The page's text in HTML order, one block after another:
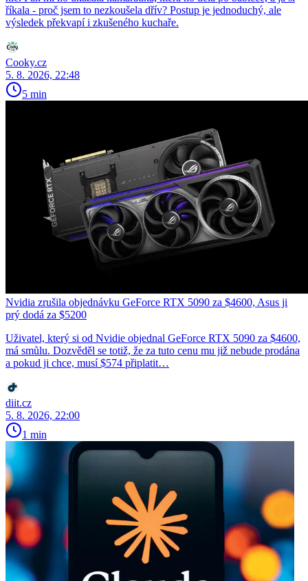
říkala - proč jsem to nezkoušela dřív? Postup je jednoduchý, ale
výsledek překvapí i zkušeného kuchaře.
Cooky.cz
5. 8. 2026, 22:48
5 min
Nvidia zrušila objednávku GeForce RTX 5090 za $4600, Asus ji
prý dodá za $5200
Uživatel, který si od Nvidie objednal GeForce RTX 5090 za $4600,
má smůlu. Dozvěděl se totiž, že za tuto cenu mu již nebude prodána
a pokud ji chce, musí $574 připlatit…
diit.cz
5. 8. 2026, 22:00
1 min